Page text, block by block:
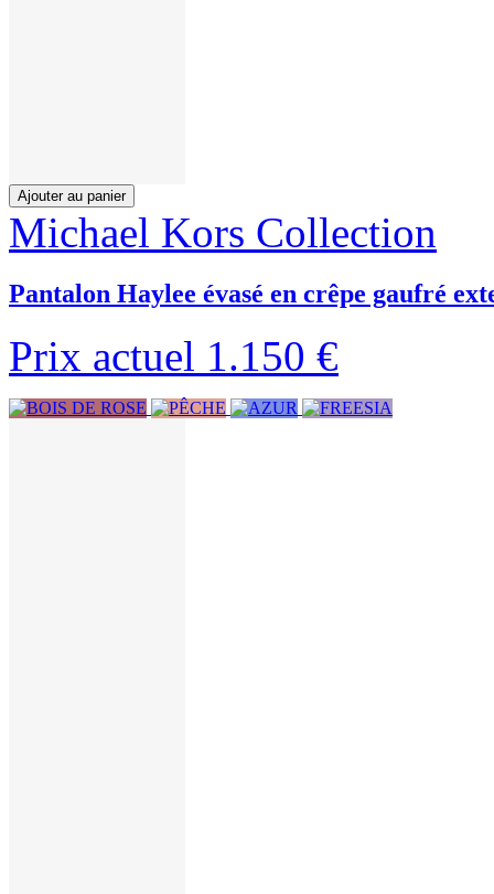
Ajouter au panier
Michael Kors Collection
Pantalon Haylee évasé en crêpe gaufré
Prix actuel 1.150 €